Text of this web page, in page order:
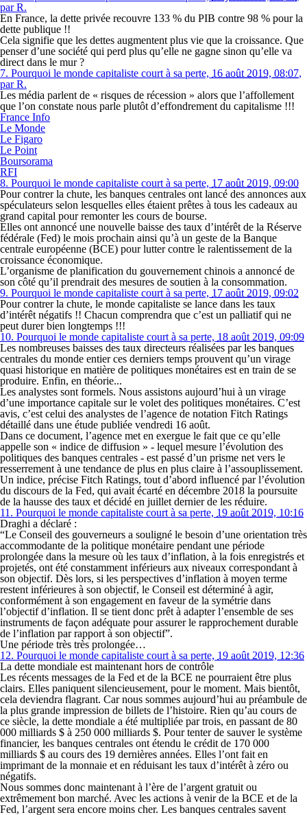
parR.
En France, la dette privée recouvre 133 % du PIB contre 98 % pour la
dette publique !!
Cela signifie que les dettes augmentent plus vie que la croissance. Que
penser d’une société qui perd plus qu’elle ne gagne sinon qu’elle va
direct dans le mur ?
7. Pourquoi le monde capitaliste court à sa perte, 16 août 2019, 08:07,
parR.
Les média parlent de « risques de récession » alors que l’affollement
que l’on constate nous parle plutôt d’effondrement du capitalisme !!!
France Info
Le Monde
Le Figaro
Le Point
Boursorama
RFI
8. Pourquoi le monde capitaliste court à sa perte, 17 août 2019, 09:00
Pour contrer la chute, les banques centrales ont lancé des annonces aux
spéculateurs selon lesquelles elles étaient prêtes à tous les cadeaux au
grand capital pour remonter les cours de bourse.
Elles ont annoncé une nouvelle baisse des taux d’intérêt de la Réserve
fédérale (Fed) le mois prochain ainsi qu’à un geste de la Banque
centrale européenne (BCE) pour lutter contre le ralentissement de la
croissance économique.
L’organisme de planification du gouvernement chinois a annoncé de
son côté qu’il prendrait des mesures de soutien à la consommation.
9. Pourquoi le monde capitaliste court à sa perte, 17 août 2019, 09:02
Pour contrer la chute, le monde capitaliste se lance dans les taux
d’intérêt négatifs !! Chacun comprendra que c’est un palliatif qui ne
peut durer bien longtemps !!!
10. Pourquoi le monde capitaliste court à sa perte, 18 août 2019, 09:09
Les nombreuses baisses des taux directeurs réalisées par les banques
centrales du monde entier ces derniers temps prouvent qu’un virage
quasi historique en matière de politiques monétaires est en train de se
produire. Enfin, en théorie...
Les analystes sont formels. Nous assistons aujourd’hui à un virage
d’une importance capitale sur le volet des politiques monétaires. C’est
avis, c’est celui des analystes de l’agence de notation Fitch Ratings
détaillé dans une étude publiée vendredi 16 août.
Dans ce document, l’agence met en exergue le fait que ce qu’elle
appelle son « indice de diffusion » - lequel mesure l’évolution des
politiques des banques centrales - est passé d’un prisme net vers le
resserrement à une tendance de plus en plus claire à l’assouplissement.
Un indice, précise Fitch Ratings, tout d’abord influencé par l’évolution
du discours de la Fed, qui avait écarté en décembre 2018 la poursuite
de la hausse des taux et décidé en juillet dernier de les réduire.
11. Pourquoi le monde capitaliste court à sa perte, 19 août 2019, 10:16
Draghi a déclaré :
“Le Conseil des gouverneurs a souligné le besoin d’une orientation très
accommodante de la politique monétaire pendant une période
prolongée dans la mesure où les taux d’inflation, à la fois enregistrés et
projetés, ont été constamment inférieurs aux niveaux correspondant à
son objectif. Dès lors, si les perspectives d’inflation à moyen terme
restent inférieures à son objectif, le Conseil est déterminé à agir,
conformément à son engagement en faveur de la symétrie dans
l’objectif d’inflation. Il se tient donc prêt à adapter l’ensemble de ses
instruments de façon adéquate pour assurer le rapprochement durable
de l’inflation par rapport à son objectif”.
Une période très très prolongée…
12. Pourquoi le monde capitaliste court à sa perte, 19 août 2019, 12:36
La dette mondiale est maintenant hors de contrôle
Les récents messages de la Fed et de la BCE ne pourraient être plus
clairs. Elles paniquent silencieusement, pour le moment. Mais bientôt,
cela deviendra flagrant. Car nous sommes aujourd’hui au préambule de
la plus grande impression de billets de l’histoire. Rien qu’au cours de
ce siècle, la dette mondiale a été multipliée par trois, en passant de 80
000 milliards $ à 250 000 milliards $. Pour tenter de sauver le système
financier, les banques centrales ont étendu le crédit de 170 000
milliards $ au cours des 19 dernières années. Elles l’ont fait en
imprimant de la monnaie et en réduisant les taux d’intérêt à zéro ou
négatifs.
Nous sommes donc maintenant à l’ère de l’argent gratuit ou
extrêmement bon marché. Avec les actions à venir de la BCE et de la
Fed, l’argent sera encore moins cher. Les banques centrales savent